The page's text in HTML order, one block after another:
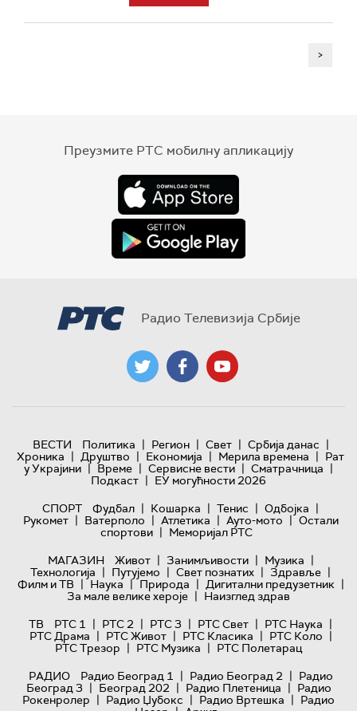
>
Преузмите РТС мобилну апликацију
Радио Телевизија Србије
ВЕСТИ Политика | Регион | Свет | Србија данас |
Хроника | Друштво | Економија | Мерила времена | Рат
у Украјини | Време | Сервисне вести | Сматрачница |
Подкаст | ЕУ могућности 2026
СПОРТ
Фудбал | Кошарка | Тенис | Одбојка |
Рукомет | Ватерполо | Атлетика | Ауто-мото | Остали
спортови | Меморијал РТС
МАГАЗИН
Живот | Занимљивости | Музика |
Технологијa | Путујемо | Свет познатих | Здравље |
Филм и ТВ | Наука | Природа | Дигитални предузетник |
За мале велике хероје | Наизглед здрав
ТВ
РТС 1 | РТС 2 | РТС 3 | РТС Свет | РТС Наука |
РТС Драма | РТС Живот | РТС Класика | РТС Коло |
РТС Трезор | РТС Музика | РТС Полетарац
РАДИО
Радио Београд 1 | Радио Београд 2 | Радио
Београд 3 | Београд 202 | Радио Плетеница | Радио
Рокенролер | Радио Џубокс | Радио Вртешка | Радио